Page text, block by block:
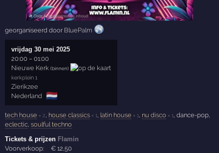
georganiseerd door BluePalm
vrijdag 30 mei 2025
20:00 –01:00
Nieuwe Kerk (binnen)
kerkplein 1
Zierikzee
Nederland 🇳🇱
tech house × 2, house classics × 1, latin house × 1, nu disco × 1, dance-pop,
eclectic,soulful techno
Tickets & prijzen Flamin
Voorverkoop:
€12 ,50